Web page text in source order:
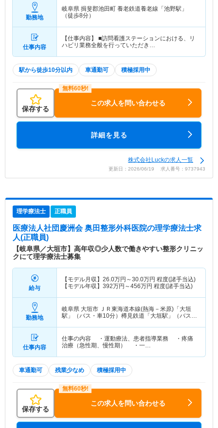
勤務地
岐阜県 揖斐郡池田町 養老鉄道養老線「池野駅」
（徒歩8分）
仕事内容
【仕事内容】 ■訪問看護ステーションにおける、リ
ハビリ業務全般を行っていただき…
駅から徒歩10分以内 車通勤可 積極採用中
保存する
この求人を問い合わせる
詳細を見る
株式会社Luckの求人一覧
更新日：2026/06/19 求人番号：9737943
理学療法士 正職員
医療法人社団慶洲会 奥田整形外科医院の理学療法士求
人(正職員)
【岐阜県／大垣市】高年収◎少人数で働きやすい整形クリニッ
クにて理学療法士募集
給与
【モデル月収】 26.0万円～30.0万円 程度(諸手当込)
【モデル年収】 392万円～456万円 程度(諸手当込)
勤務地
岐阜県 大垣市 ＪＲ東海道本線(熱海－米原)「大垣
駅」（バス・車10分）樽見鉄道「大垣駅」（バス・
仕事内容
仕事の内容 ・運動療法、患者指導業務 ・疼痛
治療（急性期、慢性期） ・一…
車通勤可 残業少なめ 積極採用中
保存する
この求人を問い合わせる